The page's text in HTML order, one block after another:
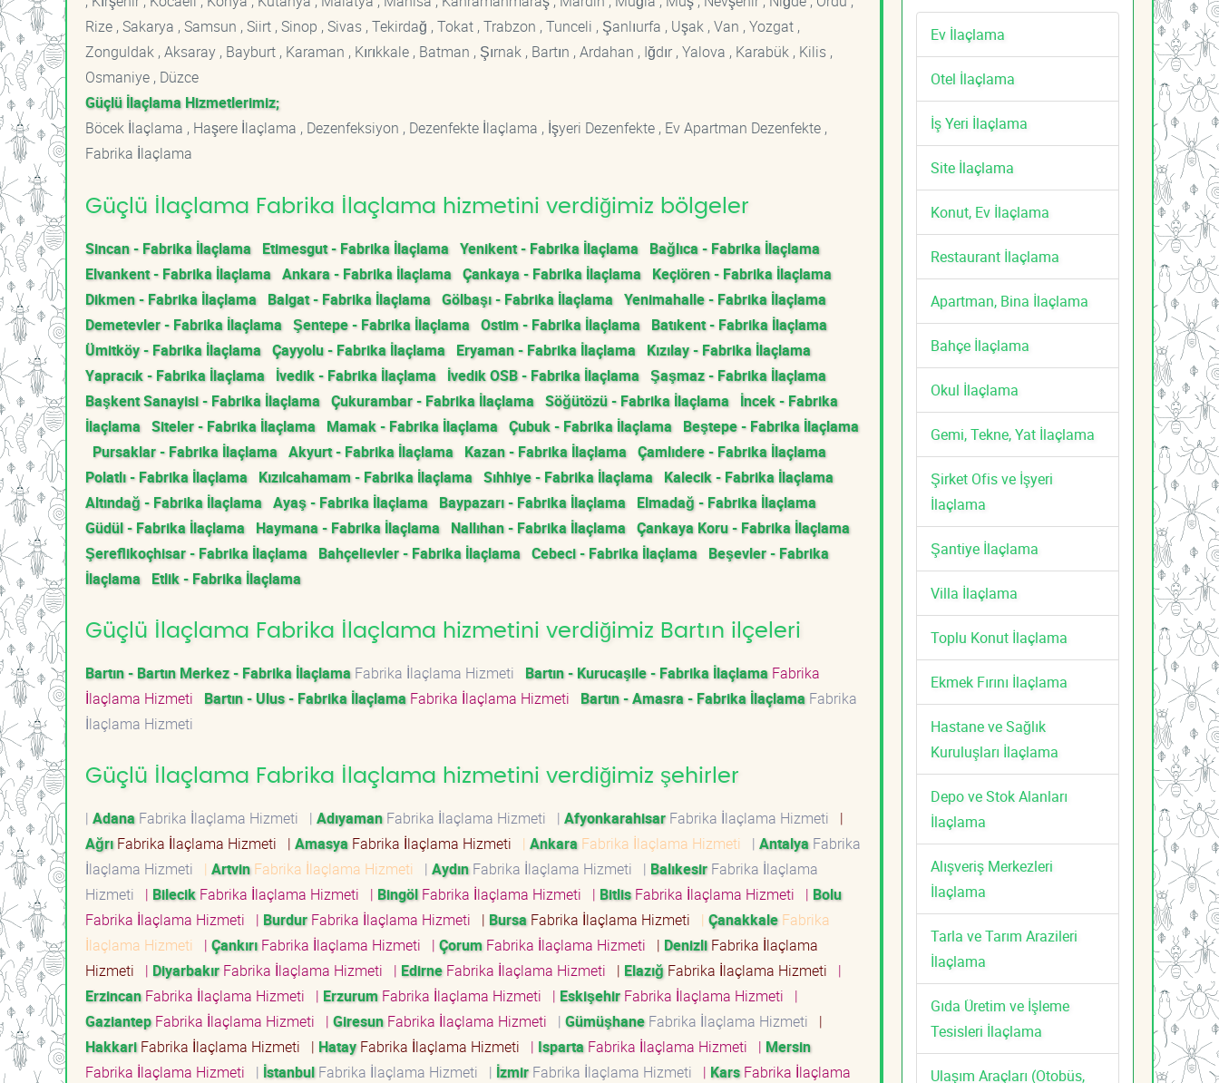
Rize , Sakarya , Samsun , Siirt , Sinop , Sivas , Tekirdağ , Tokat , Trabzon , Tunceli , Şanlıurfa , Uşak , Van , Yozgat ,
Zonguldak , Aksaray , Bayburt , Karaman , Kırıkkale , Batman , Şırnak , Bartın , Ardahan , Iğdır , Yalova , Karabük , Kilis ,
Osmaniye , Düzce
Güçlü İlaçlama Hizmetlerimiz;
Böcek İlaçlama , Haşere İlaçlama , Dezenfeksiyon , Dezenfekte İlaçlama , İşyeri Dezenfekte , Ev Apartman Dezenfekte ,
Fabrika İlaçlama
Güçlü İlaçlama Fabrika İlaçlama hizmetini verdiğimiz bölgeler
Sincan - Fabrika İlaçlama Etimesgut - Fabrika İlaçlama Yenikent - Fabrika İlaçlama Bağlıca - Fabrika İlaçlama
Elvankent - Fabrika İlaçlama Ankara - Fabrika İlaçlama Çankaya - Fabrika İlaçlama Keçiören - Fabrika İlaçlama
Dikmen - Fabrika İlaçlama Balgat - Fabrika İlaçlama Gölbaşı - Fabrika İlaçlama Yenimahalle - Fabrika İlaçlama
Demetevler - Fabrika İlaçlama Şentepe - Fabrika İlaçlama Ostim - Fabrika İlaçlama Batıkent - Fabrika İlaçlama
Ümitköy - Fabrika İlaçlama Çayyolu - Fabrika İlaçlama Eryaman - Fabrika İlaçlama Kızılay - Fabrika İlaçlama
Yapracık - Fabrika İlaçlama İvedik - Fabrika İlaçlama İvedik OSB - Fabrika İlaçlama Şaşmaz - Fabrika İlaçlama
Başkent Sanayisi - Fabrika İlaçlama Çukurambar - Fabrika İlaçlama Söğütözü - Fabrika İlaçlama İncek - Fabrika
İlaçlama Siteler - Fabrika İlaçlama Mamak - Fabrika İlaçlama Çubuk - Fabrika İlaçlama Beştepe - Fabrika İlaçlama
Pursaklar - Fabrika İlaçlama Akyurt - Fabrika İlaçlama Kazan - Fabrika İlaçlama Çamlıdere - Fabrika İlaçlama
Polatlı - Fabrika İlaçlama Kızılcahamam - Fabrika İlaçlama Sıhhiye - Fabrika İlaçlama Kalecik - Fabrika İlaçlama
Altındağ - Fabrika İlaçlama Ayaş - Fabrika İlaçlama Baypazarı - Fabrika İlaçlama Elmadağ - Fabrika İlaçlama
Güdül - Fabrika İlaçlama Haymana - Fabrika İlaçlama Nallıhan - Fabrika İlaçlama Çankaya Koru - Fabrika İlaçlama
Şereflikoçhisar - Fabrika İlaçlama Bahçelievler - Fabrika İlaçlama Cebeci - Fabrika İlaçlama Beşevler - Fabrika
İlaçlama Etlik - Fabrika İlaçlama
Güçlü İlaçlama Fabrika İlaçlama hizmetini verdiğimiz Bartın ilçeleri
Bartın - Bartın Merkez - Fabrika İlaçlama Fabrika İlaçlama Hizmeti Bartın - Kurucaşile - Fabrika İlaçlama Fabrika
İlaçlama Hizmeti
Bartın - Ulus - Fabrika İlaçlama Fabrika İlaçlama Hizmeti Bartın - Amasra - Fabrika İlaçlama Fabrika
İlaçlama Hizmeti
Güçlü İlaçlama Fabrika İlaçlama hizmetini verdiğimiz şehirler
| Adana Fabrika İlaçlama Hizmeti | AdıyamanFabrika İlaçlama Hizmeti | Afyonkarahisar Fabrika İlaçlama Hizmeti
|
AğrıFabrika İlaçlama Hizmeti | Amasya Fabrika İlaçlama Hizmeti | Ankara Fabrika İlaçlama Hizmeti | Antalya Fabrika
İlaçlama Hizmeti
| ArtvinFabrika İlaçlama Hizmeti | AydınFabrika İlaçlama Hizmeti | Balıkesir Fabrika İlaçlama
Hizmeti
| Bilecik Fabrika İlaçlama Hizmeti | BingölFabrika İlaçlama Hizmeti | BitlisFabrika İlaçlama Hizmeti | Bolu
Fabrika İlaçlama Hizmeti
| Burdur Fabrika İlaçlama Hizmeti | Bursa Fabrika İlaçlama Hizmeti | ÇanakkaleFabrika
İlaçlama Hizmeti
| ÇankırıFabrika İlaçlama Hizmeti | ÇorumFabrika İlaçlama Hizmeti | DenizliFabrika İlaçlama
Hizmeti
| Diyarbakır Fabrika İlaçlama Hizmeti | EdirneFabrika İlaçlama Hizmeti | Elazığ Fabrika İlaçlama Hizmeti
|
ErzincanFabrika İlaçlama Hizmeti | ErzurumFabrika İlaçlama Hizmeti | Eskişehir Fabrika İlaçlama Hizmeti
|
GaziantepFabrika İlaçlama Hizmeti | GiresunFabrika İlaçlama Hizmeti | GümüşhaneFabrika İlaçlama Hizmeti
|
HakkariFabrika İlaçlama Hizmeti | HatayFabrika İlaçlama Hizmeti | Isparta Fabrika İlaçlama Hizmeti | Mersin
Fabrika İlaçlama Hizmeti
| İstanbulFabrika İlaçlama Hizmeti | İzmir Fabrika İlaçlama Hizmeti | KarsFabrika İlaçlama
Ev İlaçlama
Otel İlaçlama
İş Yeri İlaçlama
Site İlaçlama
Konut, Ev İlaçlama
Restaurant İlaçlama
Apartman, Bina İlaçlama
Bahçe İlaçlama
Okul İlaçlama
Gemi, Tekne, Yat İlaçlama
Şirket Ofis ve İşyeri
İlaçlama
Şantiye İlaçlama
Villa İlaçlama
Toplu Konut İlaçlama
Ekmek Fırını İlaçlama
Hastane ve Sağlık
Kuruluşları İlaçlama
Depo ve Stok Alanları
İlaçlama
Alışveriş Merkezleri
İlaçlama
Tarla ve Tarım Arazileri
İlaçlama
Gıda Üretim ve İşleme
Tesisleri İlaçlama
Ulaşım Araçları (Otobüs,